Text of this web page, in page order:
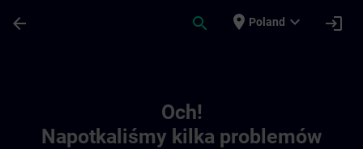
arrow_back search place Poland expand_more login
Och!
Napotkaliśmy kilka problemów